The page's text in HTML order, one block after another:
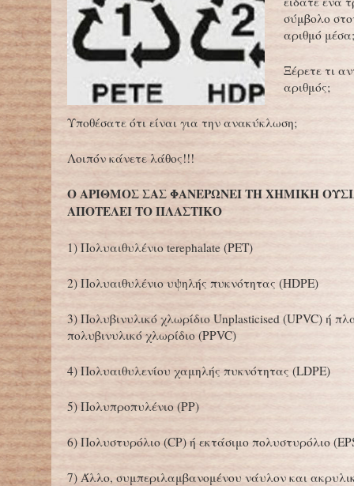
σύμβολο
αριθμό μέσα;
Ξέρετε τι
αριθμός;
Υποθέσατε ότι είναι για την ανακύκλωση;
Λοιπόν κάνετε λάθος!!!
Ο ΑΡΙΘΜΟΣ ΣΑΣ ΦΑΝΕΡΩΝΕΙ ΤΗ ΧΗΜΙΚΗ
ΑΠΟΤΕΛΕΙ ΤΟ ΠΛΑΣΤΙΚΟ
1) Πολυαιθυλένιο terephalate (PET)
2) Πολυαιθυλένιο υψηλής πυκνότητας (HDPE)
3) Πολυβινυλικό χλωρίδιο Unplasticised (UPVC) ή
πολυβινυλικό χλωρίδιο (PPVC)
4) Πολυαιθυλενίου χαμηλής πυκνότητας (LDPE)
5) Πολυπροπυλένιο (PP)
6) Πολυστυρόλιο (CP) ή εκτάσιμο πολυστυρόλιο
7) Άλλο, συμπεριλαμβανομένου νάυλον και